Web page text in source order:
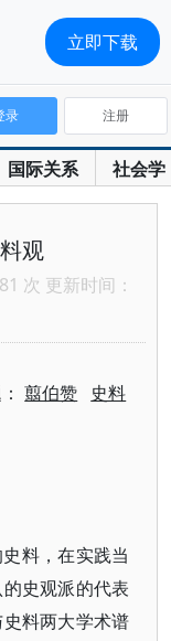
国际关系 社会学
录 注册
观
次 更新时间：
：翦伯赞 史料
料，在实践当
史观派的代表
料两大学术谱
立即下载